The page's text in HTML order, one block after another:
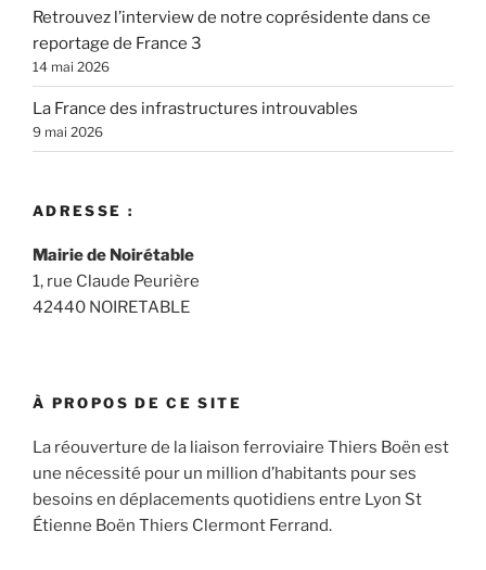
Retrouvez l’interview de notre coprésidente dans ce
reportage de France 3
14 mai 2026
La France des infrastructures introuvables
9 mai 2026
ADRESSE :
Mairie de Noirétable
1, rue Claude Peurière
42440 NOIRETABLE
À PROPOS DE CE SITE
La réouverture de la liaison ferroviaire Thiers Boën est
une nécessité pour un million d’habitants pour ses
besoins en déplacements quotidiens entre Lyon St
Étienne Boën Thiers Clermont Ferrand.